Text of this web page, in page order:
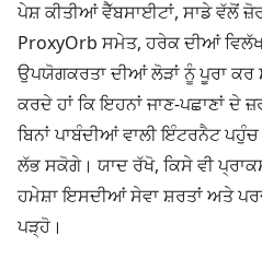
ਪੇਸ਼ ਕੀਤੀਆਂ ਵੈੱਬਸਾਈਟਾਂ, ਸਾਡੇ ਵੱਲੋਂ
ProxyOrb ਸਮੇਤ, ਹਰੇਕ ਦੀਆਂ
ਉਪਯੋਗਕਰਤਾ ਦੀਆਂ ਲੋੜਾਂ ਨੂੰ ਪੂਰਾ
ਕਰਦੇ ਹਾਂ ਕਿ ਇਹਨਾਂ ਜਾਣ-ਪਛਾਣਾਂ ਦੇ
ਬਿਨਾਂ ਪਾਬੰਦੀਆਂ ਵਾਲੀ ਇੰਟਰਨੈਟ
ਲੱਭ ਸਕੋਗੇ। ਯਾਦ ਰੱਖੋ, ਕਿਸੇ ਵੀ
ਹਮੇਸ਼ਾ ਇਸਦੀਆਂ ਸੇਵਾ ਸ਼ਰਤਾਂ ਅਤੇ
ਪੜ੍ਹੋ।